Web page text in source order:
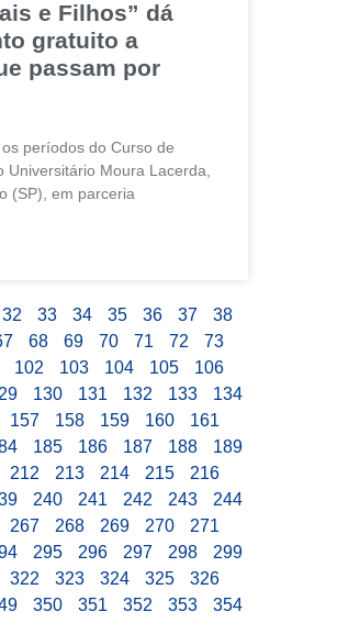
e Filhos” dá
gratuito a
passam por
períodos do Curso de
Universitário Moura Lacerda,
(SP), em parceria
32 33 34 35 36 37
38
68 69 70 71 72
73
102 103 104 105
106
130 131 132 133
134
157 158 159 160
161
185 186 187 188
189
212 213 214 215
216
240 241 242 243
244
267 268 269 270
271
295 296 297 298
299
322 323 324 325
326
350 351 352 353
354